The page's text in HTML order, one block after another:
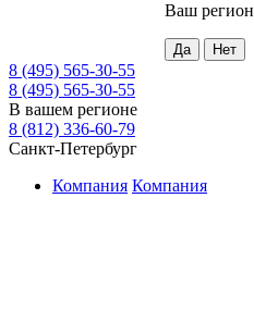
Ваш регион
8 (495) 565-30-55
8 (495) 565-30-55
В вашем регионе
8 (812) 336-60-79
Санкт-Петербург
Компания Компания